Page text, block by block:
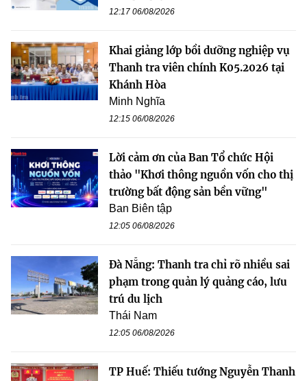
12:17 06/08/2026
Khai giảng lớp bồi dưỡng nghiệp vụ
Thanh tra viên chính K05.2026 tại
Khánh Hòa
Minh Nghĩa
12:15 06/08/2026
Lời cảm ơn của Ban Tổ chức Hội
thảo "Khơi thông nguồn vốn cho thị
trường bất động sản bền vững"
Ban Biên tập
12:05 06/08/2026
Đà Nẵng: Thanh tra chỉ rõ nhiều sai
phạm trong quản lý quảng cáo, lưu
trú du lịch
Thái Nam
12:05 06/08/2026
TP Huế: Thiếu tướng Nguyễn Thanh